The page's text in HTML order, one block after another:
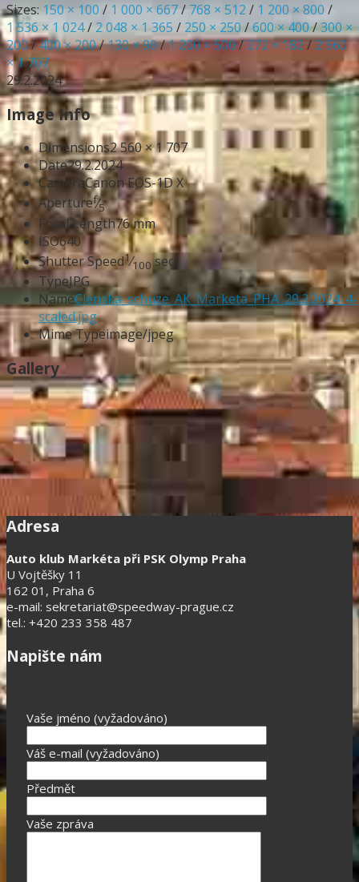
Sizes: 150 × 100 / 1 000 × 667/ 768 × 512 / 1 200 × 800 /
1 536 × 1 024/ 2 048 × 1 365 / 250 × 250 /600 × 400/300 ×
200/400 × 200/130 × 90/1 200 × 500/272 × 182 / 2 560
× 1 707
29.2.2024
Image Info
Dimensions2 560 × 1 707
Date29.2.2024
CameraCanon EOS-1D X
Aperturef⁄5
Focal Length76 mm
ISO640
Shutter Speed1⁄100sec
TypeJPG
NameClenska_schuze_AK_Marketa_PHA_29.2.2024_4-
scaled.jpg
Mime Typeimage/jpeg
Gallery
Adresa
Auto klub Markéta při PSK Olymp Praha
U Vojtěšky 11
162 01, Praha 6
e-mail: sekretariat@speedway-prague.cz
tel.: +420 233 358 487
Napište nám
Vaše jméno (vyžadováno)
Váš e-mail (vyžadováno)
Předmět
Vaše zpráva